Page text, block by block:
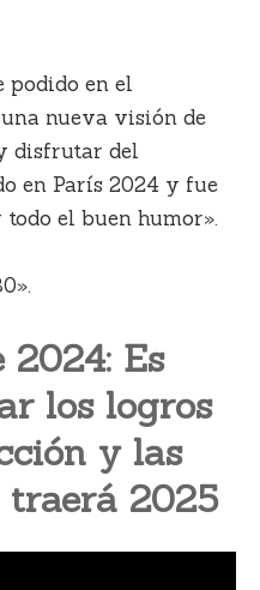
podido en el
nueva visión de
disfrutar del
en París 2024 y fue
el buen humor».
2024: Es
los logros
y las
traerá 2025